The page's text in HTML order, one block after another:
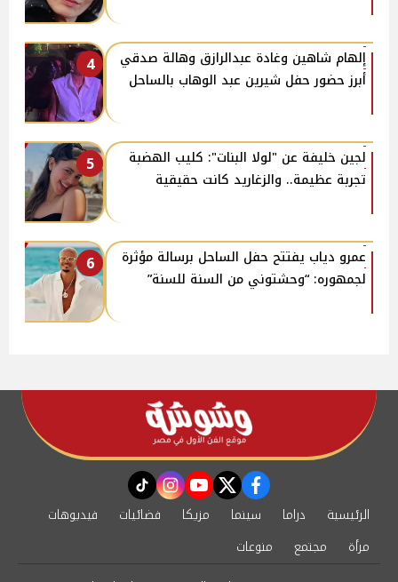
4
إلهام شاهين وغادة عبدالرازق وهالة صدقي
أبرز حضور حفل شيرين عبد الوهاب بالساحل
5
لجين خليفة عن "لولا البنات": كليب الهضبة
تجربة عظيمة.. والزغاريد كانت حقيقية
6
عمرو دياب يفتتح حفل الساحل برسالة مؤثرة
لجمهوره: “وحشتوني من السنة للسنة”
facebook
twitter
youtube
instagram
tiktok
الرئيسية دراما سينما مزيكا فضائيات
فيديوهات
مرأة
مجتمع
منوعات